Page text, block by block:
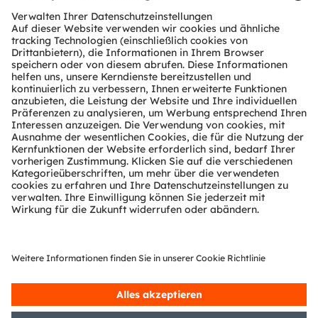
Download Center
Tools
Kundenanfragen
Technischer Support
Partner Netzwerk
Whistleblowing
© 2026 ams-OSRAM AG. All rights reserved.
Datenschutzerklärung Nutzungsbedingungen
Terms of Trade
ImpressumCookie PolicyAI Policy